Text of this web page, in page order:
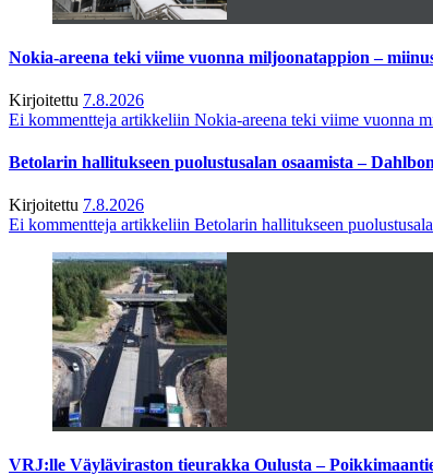
Nokia-areena teki viime vuonna miljoonatappion –
Kirjoitettu 7.8.2026
Ei kommentteja artikkeliin Nokia-areena teki viime vuonna
Betolarin hallitukseen puolustusalan osaamista –
Kirjoitettu 7.8.2026
Ei kommentteja artikkeliin Betolarin hallitukseen
VRJ:lle Väyläviraston tieurakka Oulusta –